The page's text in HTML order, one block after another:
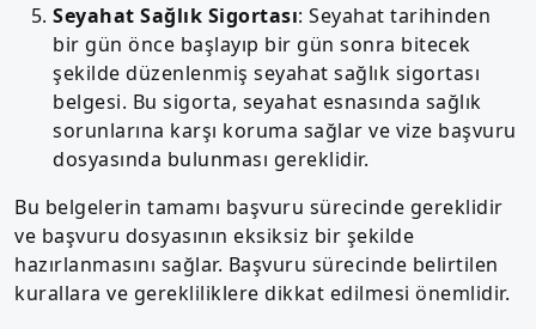
Seyahat Sağlık Sigortası: Seyahat tarihinden
bir gün önce başlayıp bir gün sonra bitecek
şekilde düzenlenmiş seyahat sağlık sigortası
belgesi. Bu sigorta, seyahat esnasında sağlık
sorunlarına karşı koruma sağlar ve vize başvuru
dosyasında bulunması gereklidir.
Bu belgelerin tamamı başvuru sürecinde gereklidir
ve başvuru dosyasının eksiksiz bir şekilde
hazırlanmasını sağlar. Başvuru sürecinde belirtilen
kurallara ve gerekliliklere dikkat edilmesi önemlidir.